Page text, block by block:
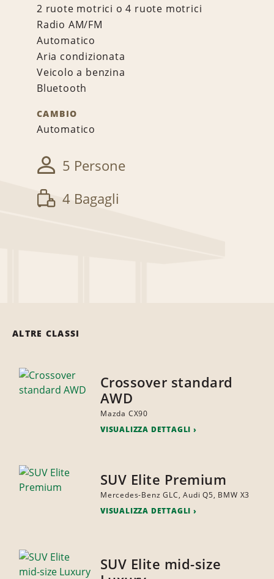
2 ruote motrici o 4 ruote motrici
Radio AM/FM
Automatico
Aria condizionata
Veicolo a benzina
Bluetooth
CAMBIO
Automatico
5 Persone
4 Bagagli
ALTRE CLASSI
Crossover standard
AWD
Mazda CX90
VISUALIZZA DETTAGLI
SUV Elite Premium
Mercedes-Benz GLC, Audi Q5, BMW X3
VISUALIZZA DETTAGLI
SUV Elite mid-size